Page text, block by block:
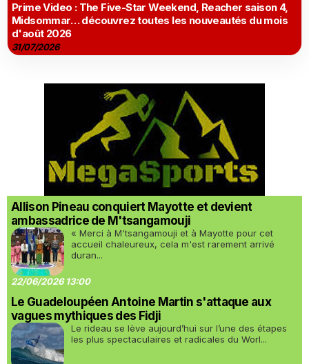
Prime Video : The Five-Star Weekend, Reacher saison 4,
Midsommar… découvrez toutes les nouveautés du mois
d'août 2026
31/07/2026
Allison Pineau conquiert Mayotte et devient
ambassadrice de M'tsangamouji
« Merci à M'tsangamouji et à Mayotte pour cet
accueil chaleureux, cela m'est rarement arrivé
duran...
22/06/2026 13:00
Le Guadeloupéen Antoine Martin s'attaque aux
vagues mythiques des Fidji
Le rideau se lève aujourd’hui sur l’une des étapes
les plus spectaculaires et radicales du Worl...